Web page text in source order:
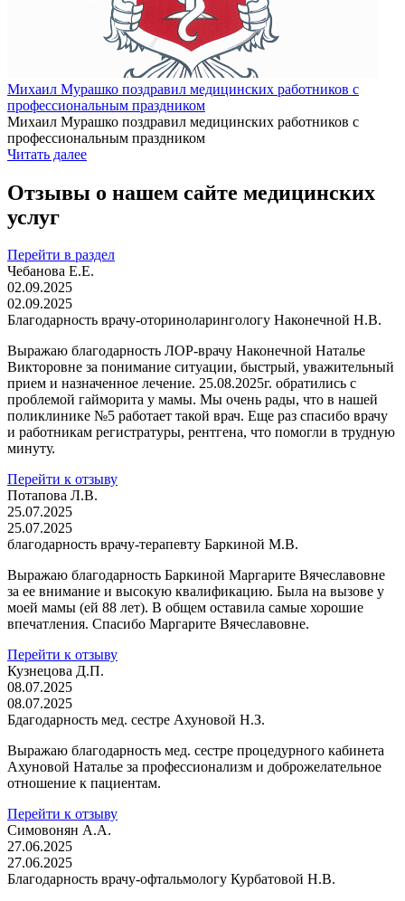
Михаил Мурашко поздравил медицинских работников с
профессиональным праздником
Михаил Мурашко поздравил медицинских работников с
профессиональным праздником
Читать далее
Отзывы о нашем сайте медицинских
услуг
Перейти в раздел
Чебанова Е.Е.
02.09.2025
02.09.2025
Благодарность врачу-оториноларингологу Наконечной Н.В.
Выражаю благодарность ЛОР-врачу Наконечной Наталье
Викторовне за понимание ситуации, быстрый, уважительный
прием и назначенное лечение. 25.08.2025г. обратились с
проблемой гайморита у мамы. Мы очень рады, что в нашей
поликлинике №5 работает такой врач. Еще раз спасибо врачу
и работникам регистратуры, рентгена, что помогли в трудную
минуту.
Перейти к отзыву
Потапова Л.В.
25.07.2025
25.07.2025
благодарность врачу-терапевту Баркиной М.В.
Выражаю благодарность Баркиной Маргарите Вячеславовне
за ее внимание и высокую квалификацию. Была на вызове у
моей мамы (ей 88 лет). В общем оставила самые хорошие
впечатления. Спасибо Маргарите Вячеславовне.
Перейти к отзыву
Кузнецова Д.П.
08.07.2025
08.07.2025
Бдагодарность мед. сестре Ахуновой Н.З.
Выражаю благодарность мед. сестре процедурного кабинета
Ахуновой Наталье за профессионализм и доброжелательное
отношение к пациентам.
Перейти к отзыву
Симовонян А.А.
27.06.2025
27.06.2025
Благодарность врачу-офтальмологу Курбатовой Н.В.